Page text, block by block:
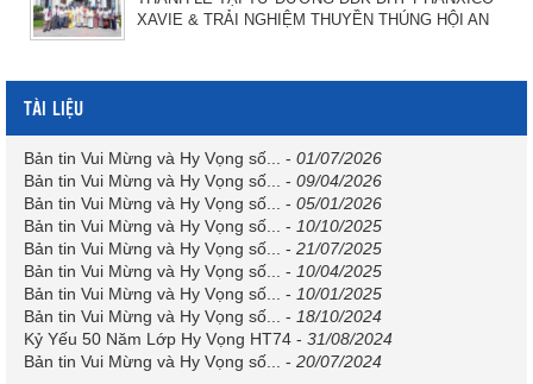
XAVIE & TRẢI NGHIỆM THUYỀN THÚNG HỘI AN
TÀI LIỆU
Bản tin Vui Mừng và Hy Vọng số... - 01/07/2026
Bản tin Vui Mừng và Hy Vọng số... - 09/04/2026
Bản tin Vui Mừng và Hy Vọng số... - 05/01/2026
Bản tin Vui Mừng và Hy Vọng số... - 10/10/2025
Bản tin Vui Mừng và Hy Vọng số... - 21/07/2025
Bản tin Vui Mừng và Hy Vọng số... - 10/04/2025
Bản tin Vui Mừng và Hy Vọng số... - 10/01/2025
Bản tin Vui Mừng và Hy Vọng số... - 18/10/2024
Kỷ Yếu 50 Năm Lớp Hy Vọng HT74 - 31/08/2024
Bản tin Vui Mừng và Hy Vọng số... - 20/07/2024